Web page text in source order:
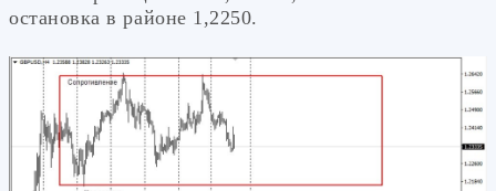
остановка в районе 1,2250.